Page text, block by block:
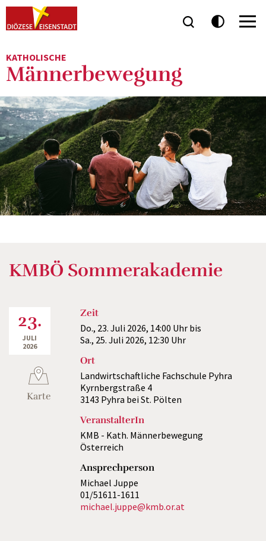
KATHOLISCHE
Männerbewegung
KMBÖ Sommerakademie
23.
JULI
2026
Karte
Zeit
Do., 23. Juli 2026, 14:00 Uhr bis
Sa., 25. Juli 2026, 12:30 Uhr
Ort
Landwirtschaftliche Fachschule Pyhra
Kyrnbergstraße 4
3143 Pyhra bei St. Pölten
VeranstalterIn
KMB - Kath. Männerbewegung
Österreich
Ansprechperson
Michael Juppe
01/51611-1611
michael.juppe@kmb.or.at